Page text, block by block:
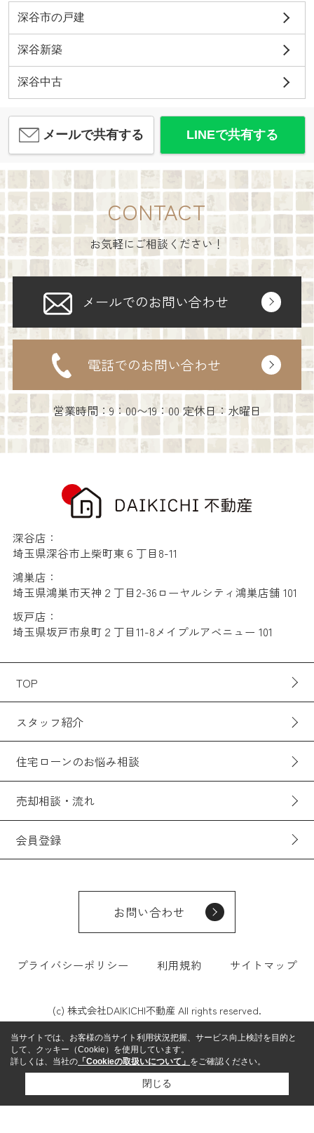
深谷市の戸建
深谷新築
深谷中古
メールで共有する LINEで共有する
CONTACT
お気軽にご相談ください！
メールでのお問い合わせ
電話でのお問い合わせ
営業時間：9：00〜19：00 定休日：水曜日
深谷店：
埼玉県深谷市上柴町東６丁目8-11
鴻巣店：
埼玉県鴻巣市天神２丁目2-36ローヤルシティ鴻巣店舗 101
坂戸店：
埼玉県坂戸市泉町２丁目11-8メイプルアベニュー 101
TOP
スタッフ紹介
住宅ローンのお悩み相談
売却相談・流れ
会員登録
お問い合わせ
プライバシーポリシー 利用規約 サイトマップ
(c) 株式会社DAIKICHI不動産 All rights reserved.
当サイトでは、お客様の当サイト利用状況把握、サービス向上検討を目的と
して、クッキー（Cookie）を使用しています。
詳しくは、当社の 「Cookieの取扱いについて」 をご確認ください。
閉じる